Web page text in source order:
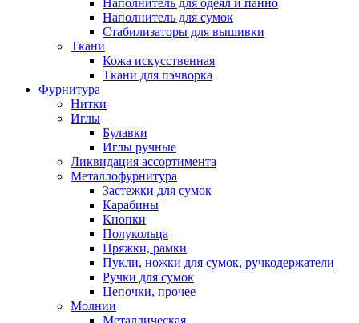
Наполнитель для одеял и панно
Наполнитель для сумок
Стабилизаторы для вышивки
Ткани
Кожа искусственная
Ткани для пэчворка
Фурнитура
Нитки
Иглы
Булавки
Иглы ручные
Ликвидация ассортимента
Металлофурнитура
Застежки для сумок
Карабины
Кнопки
Полукольца
Пряжки, рамки
Пукли, ножки для сумок, ручкодержатели
Ручки для сумок
Цепочки, прочее
Молнии
Металлическая